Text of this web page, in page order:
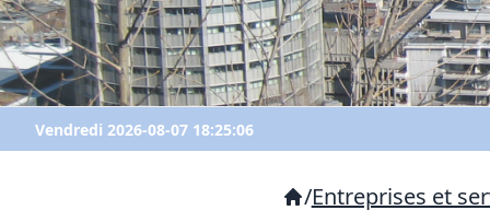
Vendredi 2026-08-07 18:25:06
/Entreprises et